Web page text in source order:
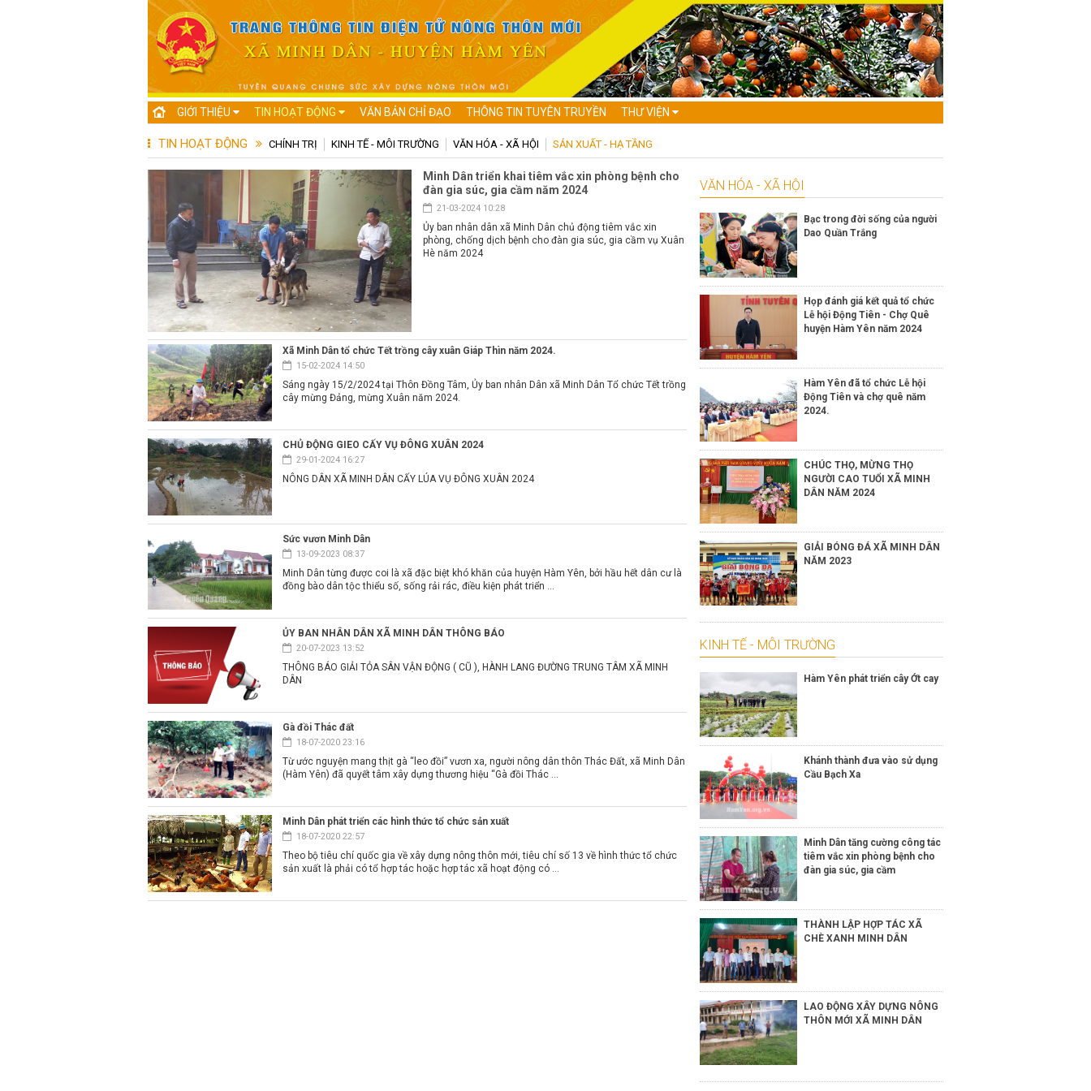
GIỚI THIỆU TIN HOẠT ĐỘNG VĂN BẢN CHỈ ĐẠO THÔNG TIN TUYÊN TRUYỀN THƯ VIỆN
TIN HOẠT ĐỘNG CHÍNH TRỊ KINH TẾ - MÔI TRƯỜNG VĂN HÓA - XÃ HỘI SẢN XUẤT - HẠ TẦNG
Minh Dân triển khai tiêm vắc xin phòng bệnh cho
đàn gia súc, gia cầm năm 2024
21-03-2024 10:28
Ủy ban nhân dân xã Minh Dân chủ động tiêm vắc xin
phòng, chống dịch bệnh cho đàn gia súc, gia cầm vụ Xuân
Hè năm 2024
Xã Minh Dân tổ chức Tết trồng cây xuân Giáp Thìn năm 2024.
15-02-2024 14:50
Sáng ngày 15/2/2024 tại Thôn Đồng Tâm, Ủy ban nhân Dân xã Minh Dân Tổ chức Tết trồng
cây mừng Đảng, mừng Xuân năm 2024.
CHỦ ĐỘNG GIEO CẤY VỤ ĐÔNG XUÂN 2024
29-01-2024 16:27
NÔNG DÂN XÃ MINH DÂN CẤY LÚA VỤ ĐÔNG XUÂN 2024
Sức vươn Minh Dân
13-09-2023 08:37
Minh Dân từng được coi là xã đặc biệt khó khăn của huyện Hàm Yên, bởi hầu hết dân cư là
đồng bào dân tộc thiểu số, sống rải rác, điều kiện phát triển ...
ỦY BAN NHÂN DÂN XÃ MINH DÂN THÔNG BÁO
20-07-2023 13:52
THÔNG BÁO GIẢI TỎA SÂN VẬN ĐỘNG ( CŨ ), HÀNH LANG ĐƯỜNG TRUNG TÂM XÃ MINH
DÂN
Gà đồi Thác đất
18-07-2020 23:16
Từ ước nguyện mang thịt gà “leo đồi” vươn xa, người nông dân thôn Thác Đất, xã Minh Dân
(Hàm Yên) đã quyết tâm xây dựng thương hiệu “Gà đồi Thác ...
Minh Dân phát triển các hình thức tổ chức sản xuất
18-07-2020 22:57
Theo bộ tiêu chí quốc gia về xây dựng nông thôn mới, tiêu chí số 13 về hình thức tổ chức
sản xuất là phải có tổ hợp tác hoặc hợp tác xã hoạt động có ...
VĂN HÓA - XÃ HỘI
Bạc trong đời sống của người
Dao Quần Trắng
Họp đánh giá kết quả tổ chức
Lễ hội Động Tiên - Chợ Quê
huyện Hàm Yên năm 2024
Hàm Yên đã tổ chức Lễ hội
Động Tiên và chợ quê năm
2024.
CHÚC THỌ, MỪNG THỌ
NGƯỜI CAO TUỔI XÃ MINH
DÂN NĂM 2024
GIẢI BÓNG ĐÁ XÃ MINH DÂN
NĂM 2023
KINH TẾ - MÔI TRƯỜNG
Hàm Yên phát triển cây Ớt cay
Khánh thành đưa vào sử dụng
Cầu Bạch Xa
Minh Dân tăng cường công tác
tiêm vắc xin phòng bệnh cho
đàn gia súc, gia cầm
THÀNH LẬP HỢP TÁC XÃ
CHÈ XANH MINH DÂN
LAO ĐỘNG XÂY DỰNG NÔNG
THÔN MỚI XÃ MINH DÂN